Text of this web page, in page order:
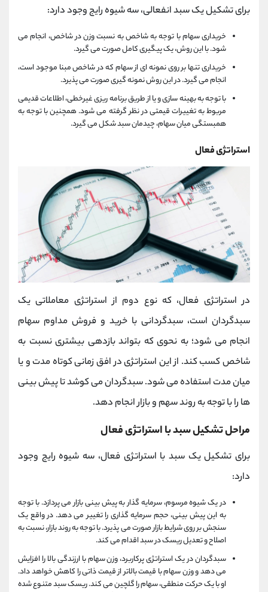
برای تشكیل یک سبد انفعالی، سه شیوه رایج وجود دارد:
خریداری سهام با توجه به شاخص به نسبت وزن در شاخص، انجام می
شود. با این روش، یک پیگیری كامل صورت می گیرد.
خریداری تنها بر روی نمونه ای از سهام كه در شاخص مبنا موجود است،
انجام می گیرد. در این روش نمونه گیری صورت می پذیرد.
با توجه به بهینه سازی و یا از طریق برنامه ریزی غیرخطی، اطلاعات قدیمی
مربوط به تغییرات قیمتی در نظر گرفته می شود. همچنین با توجه به
همبستگی میان سهام، چیدمان سبد شكل می گیرد.
استراتژی فعال
در استراتژی فعال، که نوع دوم از استراتژی معاملاتی یک
سبدگردان است، سبدگردانی با خرید و فروش مداوم سهام
انجام می شود؛ به نحوی كه بتواند بازدهی بیشتری نسبت به
شاخص كسب كند. از این استراتژی در افق زمانی كوتاه مدت و یا
میان مدت استفاده می شود. سبدگردان می كوشد تا پیش بینی
ها را با توجه به روند سهم و بازار انجام دهد.
مراحل تشکیل سبد با استراتژی فعال
برای تشكیل یک سبد با استراتژی فعال، سه شیوه رایج وجود
دارد:
در یک شیوه مرسوم، سرمایه گذار به پیش بینی بازار می پردازد. با توجه
به این پیش بینی، حجم سرمایه گذاری را تغییر می دهد. در واقع یک
سنجش بر روی شرایط بازار صورت می پذیرد. با توجه به روند بازار، نسبت به
اصلاح و تعدیل ریسک در سبد اقدام می كند.
سبدگردان در یک استراتژی پركاربرد، وزن سهام با ارزندگی بالا را افزایش
می دهد و وزن سهام با قیمت بالاتر از قیمت ذاتی را كاهش خواهد داد.
او با یک حركت منطقی، سهام را گلچین می كند. ریسک سبد متنوع شده